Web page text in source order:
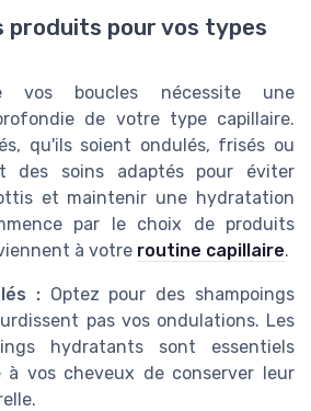
produits pour vos types
vos boucles nécessite une
de votre type capillaire.
qu'ils soient ondulés, frisés ou
des soins adaptés pour éviter
et maintenir une hydratation
par le choix de produits
à votre routine capillaire.
:Optez pour des shampoings
pas vos ondulations. Les
hydratants sont essentiels
à vos cheveux de conserver leur